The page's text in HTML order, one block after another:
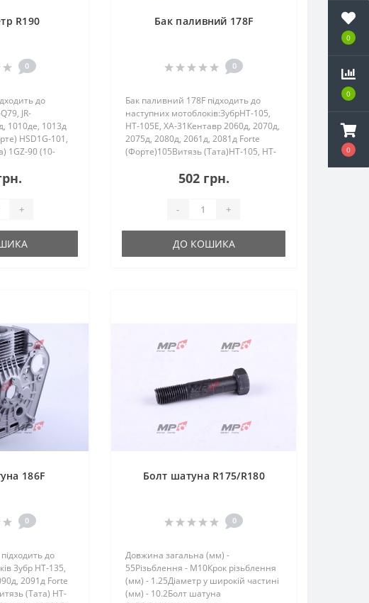
0
0
0
R190
0
до
JR-
1010де, 1013д
HSD1G-101,
1GZ-90 (10-
+
Бак паливний 178F
0
Бак паливний 178F підходить до
наступних мотоблоків:ЗубрHT-105,
HT-105E, ХА-31Кентавр 2060д, 2070д,
2075д, 2080д, 2061д, 2081д Forte
(Форте)105Витязь (Тата)HT-105, HT-
Zirka GT76D01Аврора105Зар..
502 грн.
- +
ДО КОШИКА
186F
0
до
Зубр HT-135,
2091д Forte
(Тата) HT-
Болт шатуна R175/R180
0
Довжина загальна (мм) -
55Різьблення - М10Крок різьблення
(мм) - 1.25Діаметр у широкій частині
(мм) - 10.2Болт шатуна